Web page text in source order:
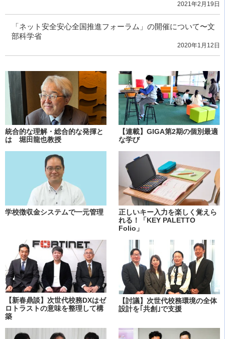
2021年2月19日
「ネット安全安心全国推進フォーラム」の開催について〜文
部科学省
2020年1月12日
統合的な理解・総合的な発揮と
は 堀田龍也教授
【連載】GIGA第2期の個別最適
な学び
学校徴収金システムで一元管理
正しいキー入力を楽しく覚えら
れる！「KEY PALETTO
Folio」
【新春鼎談】次世代校務DXはゼ
ロトラストの意味を整理して構
築
【討議】次世代校務環境の全体
設計を｢共創｣で支援